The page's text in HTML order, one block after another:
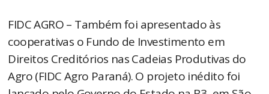
FIDC AGRO – Também foi apresentado às
cooperativas o Fundo de Investimento em
Direitos Creditórios nas Cadeias Produtivas do
Agro (FIDC Agro Paraná). O projeto inédito foi